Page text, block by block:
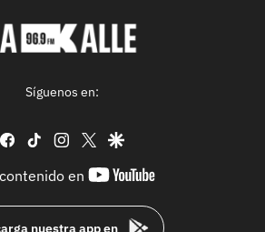
Síguenos en:
facebook
tiktok instagram
twittergoogle
en
youtube-
nuestra app en